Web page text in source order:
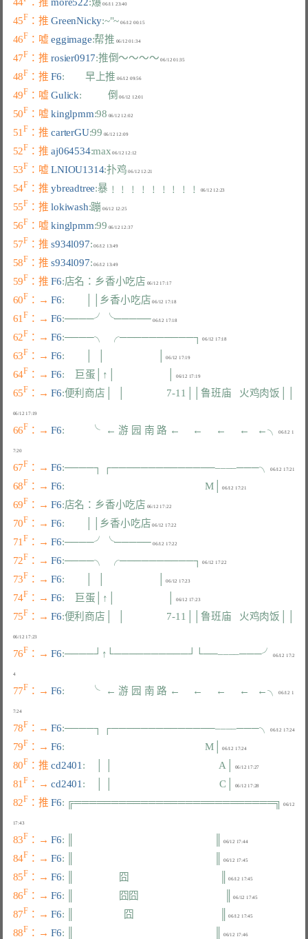
06/11 23:40
45F ：推 GreenNicky:~"~ 06/12 00:15
46F ：嘘 eggimage:帮推 06/12 01:34
47F ：推 rosier0917:推倒～～～～
48F ：推 F6:        早上推 06/12 09:56
49F ：嘘 Gulick:          倒
50F ：嘘 kinglpmm:98
51F ：推 carterGU:99 06/12 12:09
52F ：推 aj064534:max
53F ：嘘 LNIOU1314:扑鸡
54F ：推 ybreadtree:暴﹗﹗﹗﹗﹗﹗﹗﹗﹗
55F ：推 lokiwash:蹦 06/12 12:25
56F ：嘘 kinglpmm:99 06/12 12:37
57F ：推 s934l097: 06/12 13:49
58F ：推 s934l097: 06/12 13:49
59F ：推 F6:店名：乡香小吃店 06/12 17:17
60F ：→ F6:        ││乡香小吃店 06/12 17:18
61F ：→ F6:────╯╰───── 06/12 17:18
62F ：→ F6:────╮  ╭──────────┐ 06/12 17:18
63F ：→ F6:        │  │                    │ 06/12 17:19
64F ：→ F6:    巨蛋│↑│                    │ 06/12 17:19
65F ：→ F6:便利商店│  │                7-11││鲁班庙   火鸡肉饭││
66F ：→ F6:          ╰  ← 游 园 南 路 ←     ←     ←     ←   ←╮ 06/12 1
7:20
67F ：→ F6:────┐ ┌──────────────––––───╮
68F ：→ F6:                                                      M│
69F ：→ F6:店名：乡香小吃店
70F ：→ F6:        ││乡香小吃店
71F ：→ F6:────╯╰─────
72F ：→ F6:────╮  ╭──────────┐
73F ：→ F6:        │  │                    │ 06/12 17:23
74F ：→ F6:    巨蛋│↑│                    │ 06/12 17:23
75F ：→ F6:便利商店│  │                7-11││鲁班庙   火鸡肉饭││
76F ：→ F6:────┘↑└──────────┘└──––––───╯ 06/12 17:2
4
77F ：→ F6:          ╰  ← 游 园 南 路 ←     ←     ←     ←   ←╮ 06/12 1
7:24
78F ：→ F6:────┐ ┌──────────────––––───╮ 06/12 17:24
79F ：→ F6:                                                      M│ 06/12 17:24
80F ：推 cd2401 :    │ │                                         A│
81F ：→ cd2401 :    │ │                                         C│
82F ：推 F6: ╔═══════════════════════════╗ 06/12
17:43
83F ：→ F6: ║                                                      ║ 06/12 17:44
84F ：→ F6: ║                                                      ║ 06/12 17:45
85F ：→ F6: ║                 囧                                   ║ 06/12 17:45
86F ：→ F6: ║                 囧囧                                 ║ 06/12 17:45
87F ：→ F6: ║                   囧                                 ║ 06/12 17:45
88F ：→ F6: ║                                                      ║ 06/12 17:46